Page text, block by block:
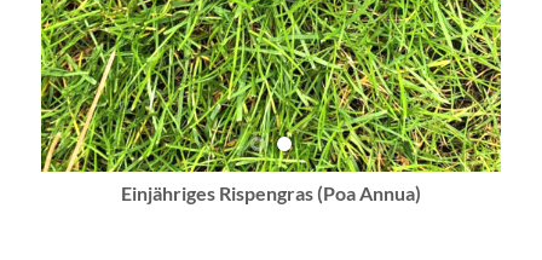
Einjähriges Rispengras (Poa Annua)